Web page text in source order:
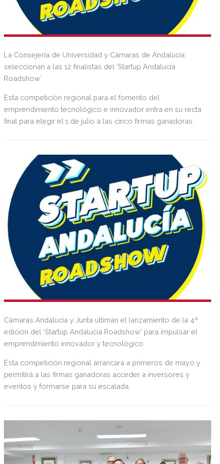
La Consejería de Universidad y Cámaras de Andalucía
seleccionan a las 12 finalistas del ‘Startup Andalucía
Roadshow’
Esta competición regional para el fomento del
emprendimiento tecnológico e innovador entra en su recta
final para elegir el 1 de julio a las cinco firmas ganadoras.
Cámaras Andalucía y Junta ultiman el lanzamiento de la 4ª
edición del ‘Startup Andalucía Roadshow’ para impulsar el
emprendimiento innovador y tecnológico
Esta competición regional arrancará a primeros de mayo y
permitirá a las firmas ganadoras acceder a inversores y
eventos y formarse para su escalada.